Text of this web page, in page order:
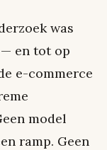
was
en tot op
e-commerce
model
ramp. Geen